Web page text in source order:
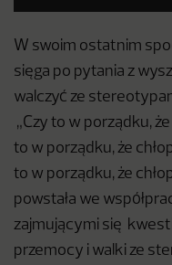
W swoim ostatnim
sięga po pytania z
walczyć ze
„Czy to w porządku,
to w porządku, że
to w porządku, że
powstała we
zajmującymi się
przemocy i walki ze